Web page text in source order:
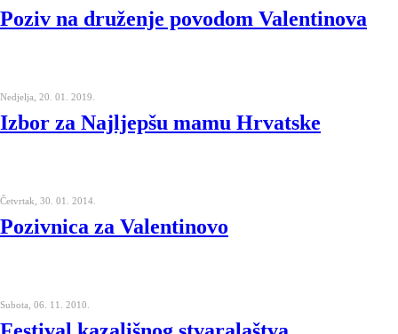
Poziv na druženje povodom Valentinova
Nedjelja, 20. 01. 2019.
Izbor za Najljepšu mamu Hrvatske
Četvrtak, 30. 01. 2014.
Pozivnica za Valentinovo
Subota, 06. 11. 2010.